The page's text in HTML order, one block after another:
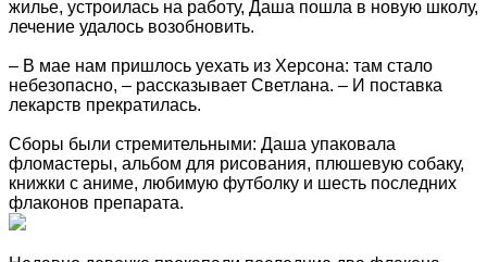
жилье, устроилась на работу, Даша пошла в новую школу,
лечение удалось возобновить.
– В мае нам пришлось уехать из Херсона: там стало
небезопасно, – рассказывает Светлана. – И поставка
лекарств прекратилась.
Сборы были стремительными: Даша упаковала
фломастеры, альбом для рисования, плюшевую собаку,
книжки с аниме, любимую футболку и шесть последних
флаконов препарата.